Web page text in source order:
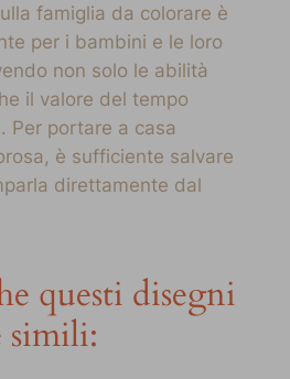
famiglia da colorare è
per i bambini e le loro
non solo le abilità
il valore del tempo
Per portare a casa
è sufficiente salvare
direttamente dal
questi disegni
simili: